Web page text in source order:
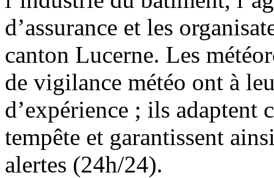
d’assurance et les
canton Lucerne. Les
de vigilance météo ont à
d’expérience ; ils adaptent
tempête et garantissent
alertes (24h/24).